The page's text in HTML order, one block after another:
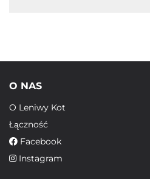
O NAS
O Leniwy Kot
Łączność
Facebook
Instagram